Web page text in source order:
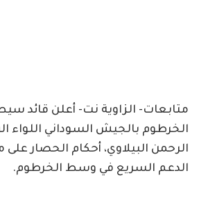
متابعات- الزاوية نت- أعلن قائد
الخرطوم بالجيش السوداني اللواء
الرحمن البيلاوي، أحكام الحصار
الدعم السريع في وسط الخرطوم.